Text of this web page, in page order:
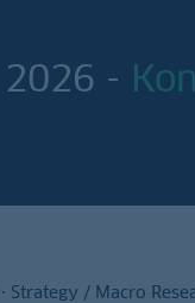
-
Strategy / Macro